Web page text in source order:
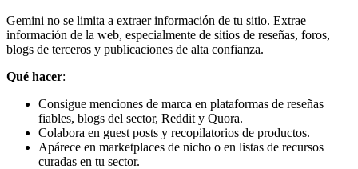
Gemini no se limita a extraer información de tu sitio. Extrae
información de la web, especialmente de sitios de reseñas, foros,
blogs de terceros y publicaciones de alta confianza.
Qué hacer:
Consigue menciones de marca en plataformas de reseñas
fiables, blogs del sector, Reddit y Quora.
Colabora en guest posts y recopilatorios de productos.
Apárece en marketplaces de nicho o en listas de recursos
curadas en tu sector.